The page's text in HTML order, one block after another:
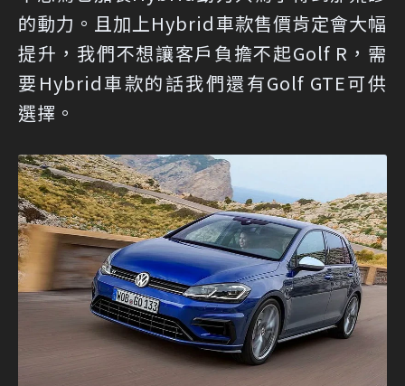
的動力。且加上Hybrid車款售價肯定會大幅
提升，我們不想讓客戶負擔不起Golf R，需
要Hybrid車款的話我們還有Golf GTE可供
選擇。